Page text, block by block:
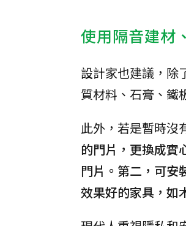
使用隔音建材
設計家也建議，除
質材料、石膏、鐵
此外，若是暫時沒
的門片，更換成實
門片。第二，可安
效果好的家具，如